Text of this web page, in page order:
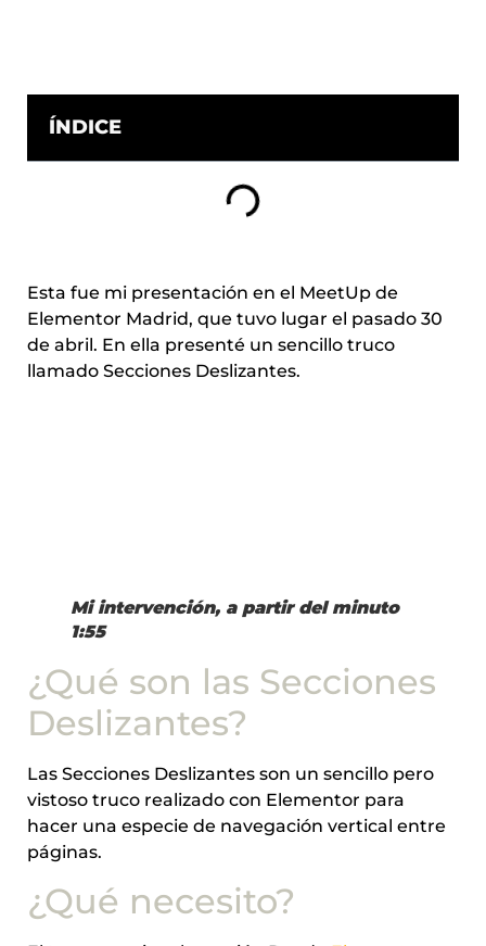
ÍNDICE
Esta fue mi presentación en el MeetUp de
Elementor Madrid, que tuvo lugar el pasado 30
de abril. En ella presenté un sencillo truco
llamado Secciones Deslizantes.
Mi intervención, a partir del minuto
1:55
¿Qué son las Secciones
Deslizantes?
Las Secciones Deslizantes son un sencillo pero
vistoso truco realizado con Elementor para
hacer una especie de navegación vertical entre
páginas.
¿Qué necesito?